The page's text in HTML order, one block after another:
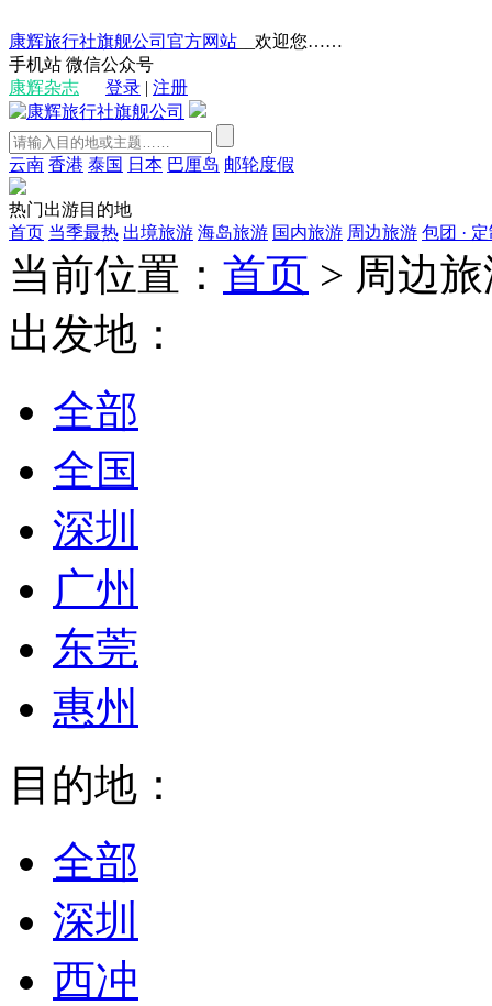
康辉旅行社旗舰公司官方网站 __欢迎您……
手机站 微信公众号
康辉杂志
登录 | 注册
云南 香港 泰国 日本 巴厘岛 邮轮度假
热门出游目的地
首页 当季最热 出境旅游 海岛旅游 国内旅游 周边旅游 包团 ·
当前位置： 首页 > 周边
出发地：
全部
全国
深圳
广州
东莞
惠州
目的地：
全部
深圳
西冲